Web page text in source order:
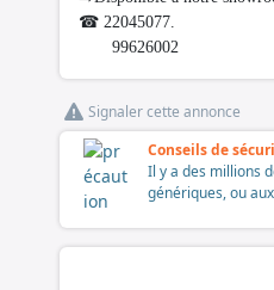
☎ 22045077.
99626002
Signaler cette annonce
Conseils de
Il y a des millions
génériques, ou